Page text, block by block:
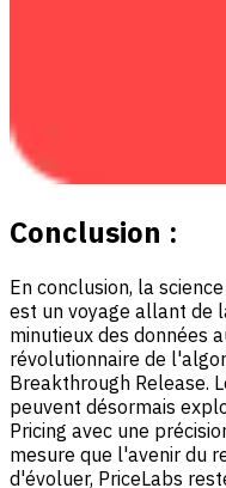
Conclusion :
En conclusion, la
est un voyage allant de
minutieux des données
révolutionnaire de
Breakthrough Release.
peuvent désormais
Pricing avec une
mesure que l'avenir du
d'évoluer, PriceLabs